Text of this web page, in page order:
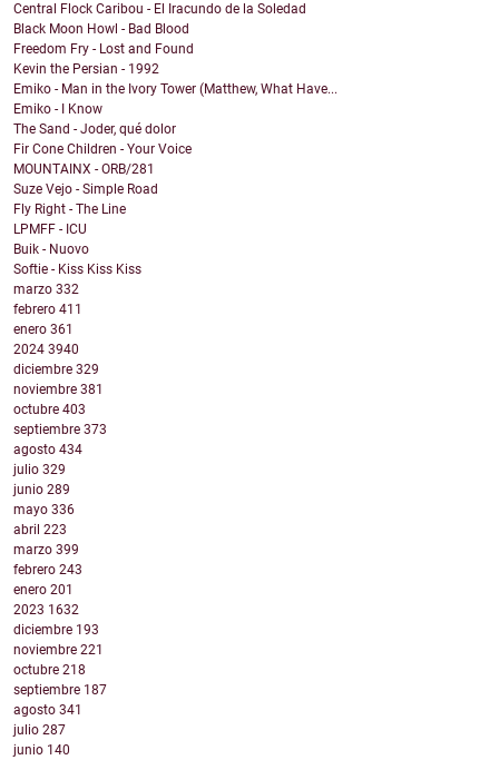
Central Flock Caribou - El Iracundo de la Soledad
Black Moon Howl - Bad Blood
Freedom Fry - Lost and Found
Kevin the Persian - 1992
Emiko - Man in the Ivory Tower (Matthew, What Have...
Emiko - I Know
The Sand - Joder, qué dolor
Fir Cone Children - Your Voice
MOUNTAINX - ORB/281
Suze Vejo - Simple Road
Fly Right - The Line
LPMFF - ICU
Buik - Nuovo
Softie - Kiss Kiss Kiss
marzo 332
febrero 411
enero 361
2024 3940
diciembre 329
noviembre 381
octubre 403
septiembre 373
agosto 434
julio 329
junio 289
mayo 336
abril 223
marzo 399
febrero 243
enero 201
2023 1632
diciembre 193
noviembre 221
octubre 218
septiembre 187
agosto 341
julio 287
junio 140